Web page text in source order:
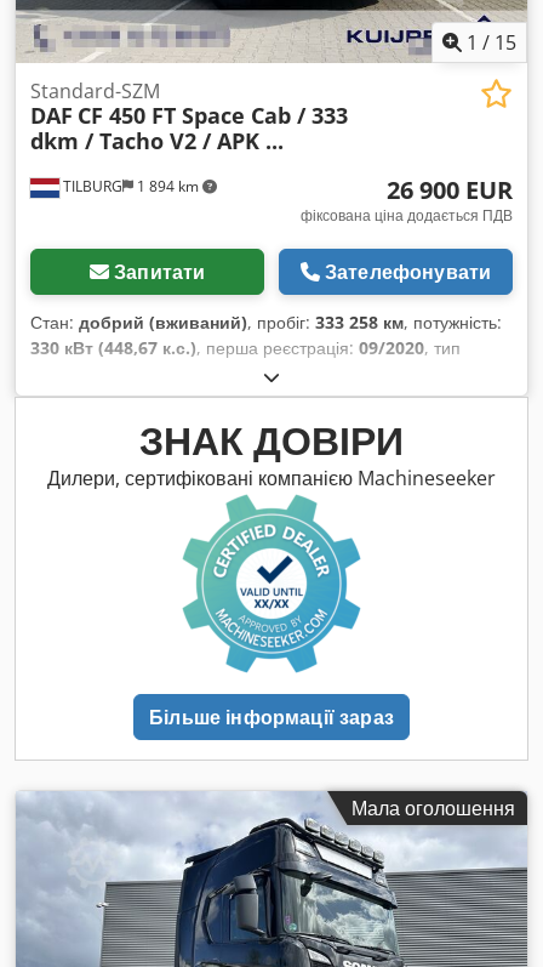
1 / 15
TILBURG 1 894 km
Standard-SZM
DAF CF 450 FT Space Cab / 333
dkm / Tacho V2 / APK ...
26 900 EUR
фіксована ціна додається ПДВ
Запитати Зателефонувати
Стан: добрий (вживаний), пробіг: 333 258 км, потужність:
330 кВт (448,67 к.с.), перша реєстрація: 09/2020, тип
, розмір шини:
конфігурація осей:4x2, колісна база:3 800 мм, паливо:
, колір:білий , водійська кабіна: спальне
відділення (кабіна), тип передачі:автоматичний
передач:12, підвіска:сталь-повітря, загальна довжина:
, загальна ширина: 2 550 мм
, допустиме навантаження на вісь (вісь 1):
допустиме навантаження на вісь (вісь 2):11 500 кг
, Обладнання:ABS, блокування
диференціала, електричне регулювання вікон,
електрорегульоване дзеркало, кондиціонер, круїз-
контроль, протитуманні фари, спойлер, фільтр сажі,
холодильник, центральний замок
ЗНАК ДОВІРИ
Дилери, сертифіковані компанією Machineseeker
Більше інформації зараз
Мала оголошення